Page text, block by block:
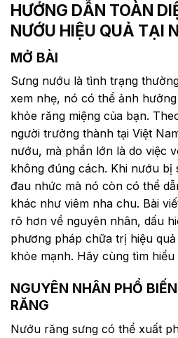
HƯỚNG DẪN TOÀN
NƯỚU HIỆU QUẢ TẠI
MỞ BÀI
Sưng nướu là tình trạng
xem nhẹ, nó có thể ảnh
khỏe răng miệng của bạn.
người trưởng thành tại Việt
nướu, mà phần lớn là do việc
không đúng cách. Khi nướu bị
đau nhức mà nó còn có thể
khác như viêm nha chu. Bài
rõ hơn về nguyên nhân, dấu
phương pháp chữa trị hiệu
khỏe mạnh. Hãy cùng tìm hiểu
NGUYÊN NHÂN PHỔ
RĂNG
Nướu răng sưng có thể xuất